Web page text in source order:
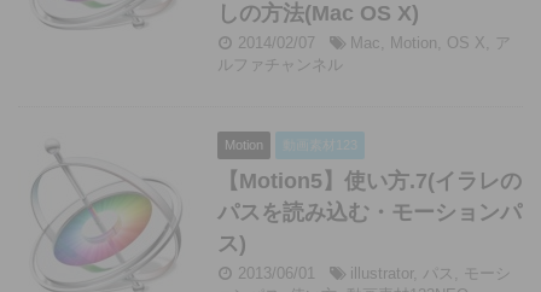
しの方法(Mac OS X)
2014/02/07 Mac, Motion, OS X, ア
ルファチャンネル
Motion
【Motion5】使い方.7(イラレの
パスを読み込む・モーションパ
ス)
2013/06/01 illustrator, パス , モーシ